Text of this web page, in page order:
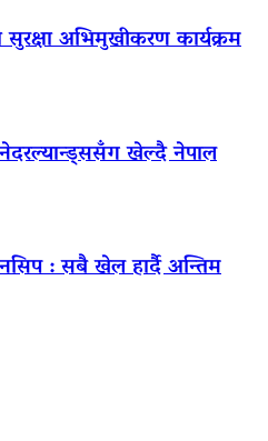
अभिमुखीकरण कार्यक्रम
खेल्दै नेपाल
: सबै खेल हार्दै अन्तिम